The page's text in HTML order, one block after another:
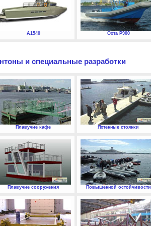
А1540 Охта P900
и специальные разработки
Плавучие кафе Яхтенные стоянки
Плавучие сооружения Повышенной остойчивости